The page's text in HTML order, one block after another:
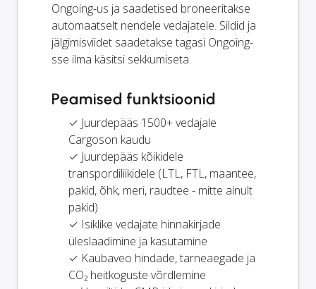
Ongoing-us ja saadetised broneeritakse
automaatselt nendele vedajatele. Sildid ja
jälgimisviidet saadetakse tagasi Ongoing-
sse ilma käsitsi sekkumiseta.
Peamised funktsioonid
✓ Juurdepääs 1500+ vedajale
Cargoson kaudu
✓ Juurdepääs kõikidele
transpordiliikidele (LTL, FTL, maantee,
pakid, õhk, meri, raudtee - mitte ainult
pakid)
✓ Isiklike vedajate hinnakirjade
üleslaadimine ja kasutamine
✓ Kaubaveo hindade, tarneaegade ja
CO₂ heitkoguste võrdlemine